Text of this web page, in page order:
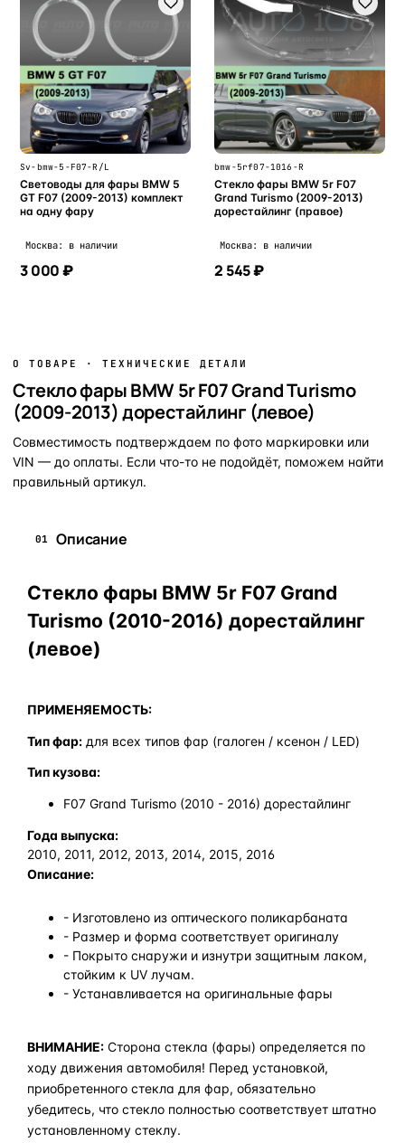
Sv-bmw-5-F07-R/L
Световоды для фары BMW 5
GT F07 (2009-2013) комплект
на одну фару
Москва: в наличии
3 000 ₽
bmw-5rf07-1016-R
Стекло фары BMW 5r F07
Grand Turismo (2009-2013)
дорестайлинг (правое)
Москва: в наличии
2 545 ₽
О ТОВАРЕ · ТЕХНИЧЕСКИЕ ДЕТАЛИ
Стекло фары BMW 5r F07 Grand Turismo
(2009-2013) дорестайлинг (левое)
Совместимость подтверждаем по фото маркировки или
VIN — до оплаты. Если что-то не подойдёт, поможем найти
правильный артикул.
01 Описание
Стекло фары BMW 5r F07 Grand
Turismo (2010-2016) дорестайлинг
(левое)
ПРИМЕНЯЕМОСТЬ:
Тип фар: для всех типов фар (галоген / ксенон / LED)
Тип кузова:
F07 Grand Turismo (2010 - 2016) дорестайлинг
Года выпуска:
2010, 2011, 2012, 2013, 2014, 2015, 2016
Описание:
- Изготовлено из оптического поликарбаната
- Размер и форма соответствует оригиналу
- Покрыто снаружи и изнутри защитным лаком,
стойким к UV лучам.
- Устанавливается на оригинальные фары
ВНИМАНИЕ: Сторона стекла (фары) определяется по
ходу движения автомобиля! Перед установкой,
приобретенного стекла для фар, обязательно
убедитесь, что стекло полностью соответствует штатно
установленному стеклу.